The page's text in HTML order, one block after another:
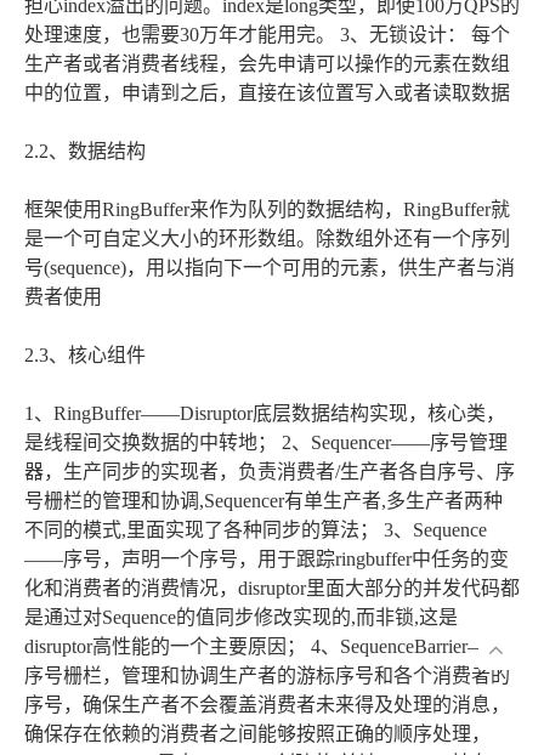
担心index溢出的问题。index是long类型，即使100万QPS的
处理速度，也需要30万年才能用完。 3、无锁设计： 每个
生产者或者消费者线程，会先申请可以操作的元素在数组
中的位置，申请到之后，直接在该位置写入或者读取数据
2.2、数据结构
框架使用RingBuffer来作为队列的数据结构，RingBuffer就
是一个可自定义大小的环形数组。除数组外还有一个序列
号(sequence)，用以指向下一个可用的元素，供生产者与消
费者使用
2.3、核心组件
1、RingBuffer——Disruptor底层数据结构实现，核心类，
是线程间交换数据的中转地； 2、Sequencer——序号管理
器，生产同步的实现者，负责消费者/生产者各自序号、序
号栅栏的管理和协调,Sequencer有单生产者,多生产者两种
不同的模式,里面实现了各种同步的算法； 3、Sequence
——序号，声明一个序号，用于跟踪ringbuffer中任务的变
化和消费者的消费情况，disruptor里面大部分的并发代码都
是通过对Sequence的值同步修改实现的,而非锁,这是
disruptor高性能的一个主要原因； 4、SequenceBarrier——
序号栅栏，管理和协调生产者的游标序号和各个消费者的
序号，确保生产者不会覆盖消费者未来得及处理的消息，
确保存在依赖的消费者之间能够按照正确的顺序处理，